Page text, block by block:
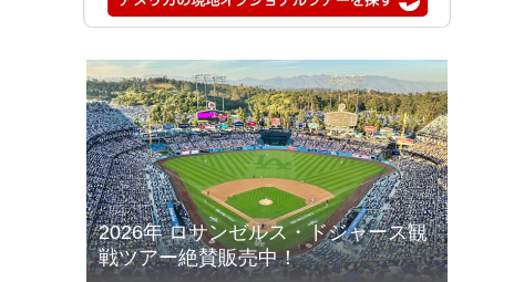
2026年 ロサンゼルス・ドジャース観
戦ツアー絶賛販売中！